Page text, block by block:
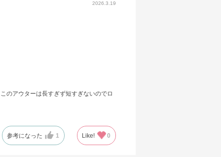
2026.3.19
のアウターは長すぎず短すぎないのでロ
参考になった 1 Like! 0